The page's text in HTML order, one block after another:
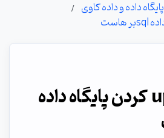
پایگاه داده و داده کاوی
نحوه upload كردن پايگاه داده